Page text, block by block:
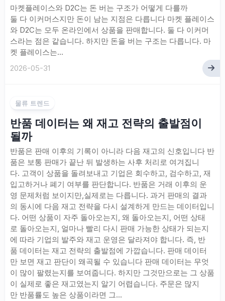
마켓플레이스와 D2C는 돈 버는 구조가 어떻게 다를까
둘 다 이커머스지만 돈이 남는 지점은 다릅니다 마켓 플레이스
와 D2C는 모두 온라인에서 상품을 판매합니다. 둘 다 이커머
스라는 점은 같습니다. 하지만 돈을 버는 구조는 다릅니다. 마
켓 플레이스는...
2026-05-31
물류 트렌드
반품 데이터는 왜 재고 전략의 출발점이
될까
반품은 판매 이후의 기록이 아니라 다음 재고의 신호입니다 반
품은 보통 판매가 끝난 뒤 발생하는 사후 처리로 여겨집니
다. 고객이 상품을 돌려보내고 기업은 회수하고, 검수하고, 재
입고하거나 폐기 여부를 판단합니다. 반품은 거래 이후의 운
영 문제처럼 보이지만,실제로는 다릅니다. 과거 판매의 결과
의 동시에 다음 재고 전략을 다시 설계하게 만드는 데이터입니
다. 어떤 상품이 자주 돌아오는지, 왜 돌아오는지, 어떤 상태
로 돌아오는지, 얼마나 빨리 다시 판매 가능한 상태가 되는지
에 따라 기업의 발주와 재고 운영은 달라져야 합니다. 즉, 반
품 데이터는 재고 전략의 출발점에 가깝습니다. 판매 데이터
만 보면 재고 판단이 왜곡될 수 있습니다 판매 데이터는 무엇
이 많이 팔렸는지를 보여줍니다. 하지만 그것만으로는 그 상품
이 실제로 좋은 재고였는지 알기 어렵습니다. 주문은 많지
만 반품률도 높은 상품이라면 그...